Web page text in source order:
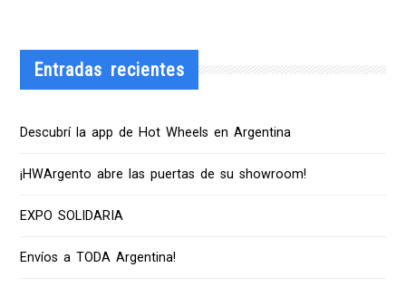
Entradas recientes
Descubrí la app de Hot Wheels en Argentina
¡HWArgento abre las puertas de su showroom!
EXPO SOLIDARIA
Envíos a TODA Argentina!